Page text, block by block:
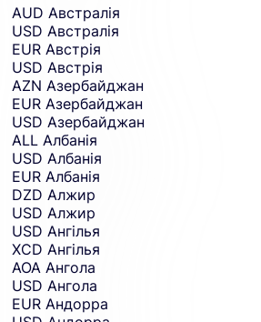
AUD Австралія
USD Австралія
EUR Австрія
USD Австрія
AZN Азербайджан
EUR Азербайджан
USD Азербайджан
ALL Албанія
USD Албанія
EUR Албанія
DZD Алжир
USD Алжир
USD Ангілья
XCD Ангілья
AOA Ангола
USD Ангола
EUR Андорра